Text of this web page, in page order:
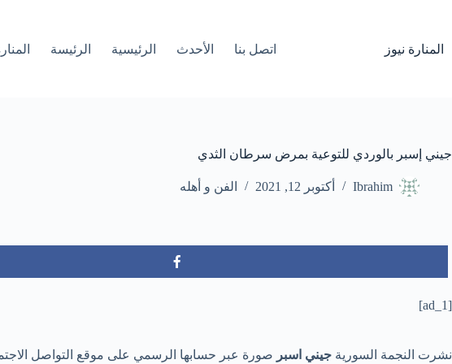
المنارة نيوز اتصل بنا الأحدث الرئيسية الرئیسة
جيني إسبر بالوردي للتوعية بمرض سرطان الثدي
Ibrahim أكتوبر 12, 2021 الفن و أهله
[ad_1]
نشرت النجمة السورية جيني اسبر صورة عبر حسابها الرسمي على موقع التواصل